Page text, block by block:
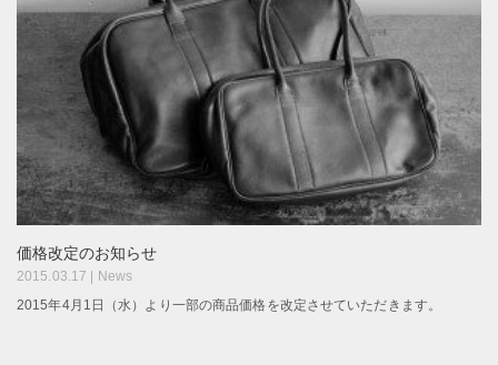
価格改定のお知らせ
2015.03.17 |
News
2015年4月1日（水）より一部の商品価格を改定させていただきます。